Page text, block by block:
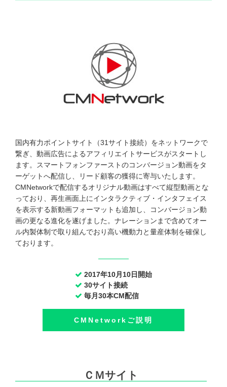
国内有力ポイントサイト（31サイト接続）をネットワークで
繋ぎ、動画広告によるアフィリエイトサービスがスタートし
ます。スマートフォンファーストのコンバージョン動画をタ
ーゲットへ配信し、リード顧客の獲得に寄与いたします。
CMNetworkで配信するオリジナル動画はすべて縦型動画とな
っており、再生画面上にインタラクティブ・インタフェイス
を表示する新動画フォーマットも追加し、コンバージョン動
画の更なる進化を遂げました。ナレーションまで含めてオー
ル内製体制で取り組んでおり高い機動力と量産体制を確保し
ております。
2017年10月10日開始
30サイト接続
毎月30本CM配信
CMNetworkご説明
ＣＭサイト